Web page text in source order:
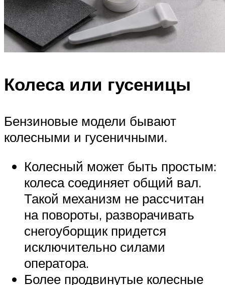
Колеса или гусеницы
Бензиновые модели бывают
колесными и гусеничными.
Колесный может быть простым:
колеса соединяет общий вал.
Такой механизм не рассчитан
на повороты, разворачивать
снегоуборщик придется
исключительно силами
оператора.
Более продвинутые колесные